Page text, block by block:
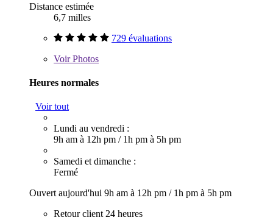
Distance estimée
6,7 milles
729 évaluations
VoirPhotos
Heures normales
Voir tout
Lundi au vendredi :
9h am à 12h pm / 1h pm à 5h pm
Samedi et dimanche :
Fermé
Ouvert aujourd'hui 9h am à 12h pm / 1h pm à 5h pm
Retour client 24 heures